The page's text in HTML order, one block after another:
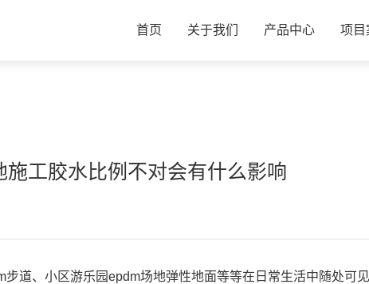
首页 关于我们 产品中心 项目
工胶水比例不对会有什么影响
道、小区游乐园epdm场地弹性地面等等在日常生活中随处可